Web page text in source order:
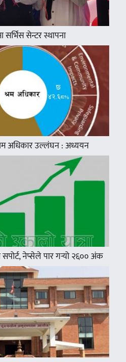
सर्भिस सेन्टर स्थापना
अधिकार उल्लंघन : अध्ययन
नेप्सेले पार गर्‍यो २६०० अंक